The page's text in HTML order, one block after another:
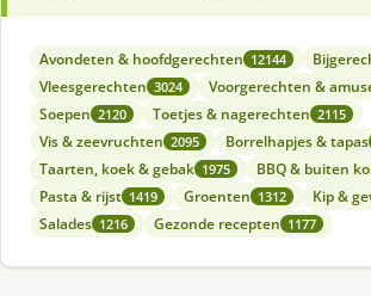
Avondeten & hoofdgerechten 12144
Vleesgerechten 3024 Voorgerechten &
Soepen 2120 Toetjes & nagerechten 2115
Vis & zeevruchten 2095 Borrelhapjes & tapas
Taarten, koek & gebak 1975 BBQ & buiten
Pasta & rijst 1419 Groenten 1312 Kip &
Salades 1216 Gezonde recepten 1177